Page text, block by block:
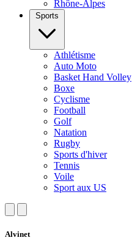
Rhône-Alpes
Sports
Athlétisme
Auto Moto
Basket Hand Volley
Boxe
Cyclisme
Football
Golf
Natation
Rugby
Sports d'hiver
Tennis
Voile
Sport aux US
Alvinet